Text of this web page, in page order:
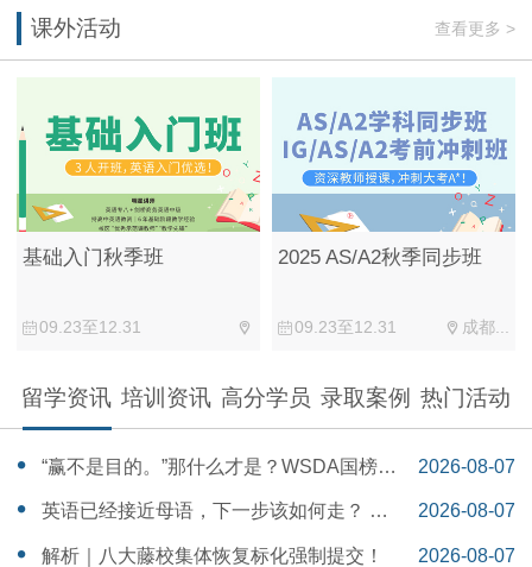
课外活动 查看更多 >
基础入门秋季班
09.23至12.31
2025 AS/A2秋季同步班
09.23至12.31 成都...
留学资讯 培训资讯 高分学员 录取案例 热门活动
“赢不是目的。”那什么才是？WSDA国榜第
一Serena给出她的回答
2026-08-07
14:55:58
英语已经接近母语，下一步该如何走？ 一
个WSDA冠军少年的成长答案
2026-08-07
14:42:48
解析｜八大藤校集体恢复标化强制提交！
2026-08-07